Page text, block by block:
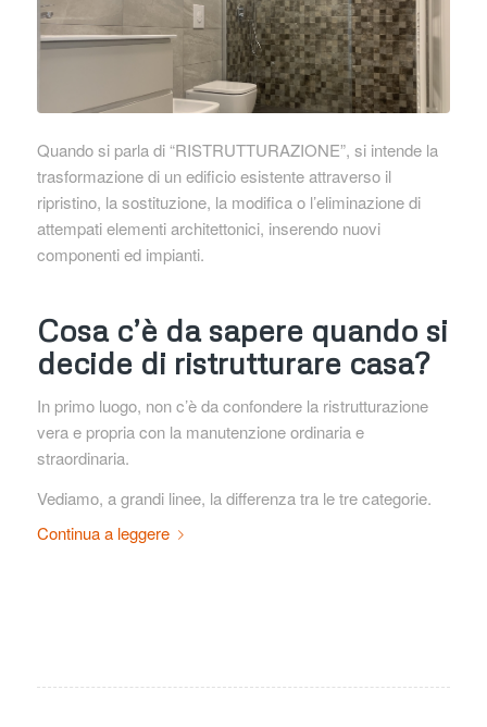
Quando si parla di “RISTRUTTURAZIONE”, si intende la
trasformazione di un edificio esistente attraverso il
ripristino, la sostituzione, la modifica o l’eliminazione di
attempati elementi architettonici, inserendo nuovi
componenti ed impianti.
Cosa c’è da sapere quando si
decide di ristrutturare casa?
In primo luogo, non c’è da confondere la ristrutturazione
vera e propria con la manutenzione ordinaria e
straordinaria.
Vediamo, a grandi linee, la differenza tra le tre categorie.
Continua a leggere